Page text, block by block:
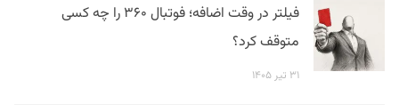
فیلتر در وقت اضافه؛ فوتبال ۳۶۰ را چه کسی
متوقف کرد؟
۳۱ تیر ۱۴۰۵